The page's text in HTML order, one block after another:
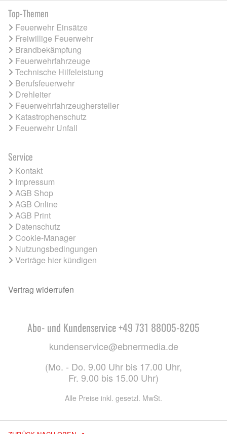
Top-Themen
Feuerwehr Einsätze
Freiwillige Feuerwehr
Brandbekämpfung
Feuerwehrfahrzeuge
Technische Hilfeleistung
Berufsfeuerwehr
Drehleiter
Feuerwehrfahrzeughersteller
Katastrophenschutz
Feuerwehr Unfall
Service
Kontakt
Impressum
AGB Shop
AGB Online
AGB Print
Datenschutz
Cookie-Manager
Nutzungsbedingungen
Verträge hier kündigen
Vertrag widerrufen
Abo- und Kundenservice +49 731 88005-8205
kundenservice@ebnermedia.de
(Mo. - Do. 9.00 Uhr bis 17.00 Uhr,
Fr. 9.00 bis 15.00 Uhr)
Alle Preise inkl. gesetzl. MwSt.